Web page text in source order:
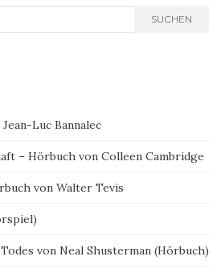
SUCHEN
Luc Bannalec
– Hörbuch von Colleen Cambridge
von Walter Tevis
von Neal Shusterman (Hörbuch)